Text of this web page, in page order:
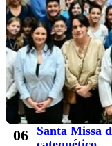
06
Santa Missa